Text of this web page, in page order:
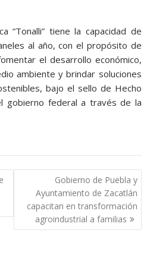
“Tonalli” tiene la capacidad de
al año, con el propósito de
el desarrollo económico,
ambiente y brindar soluciones
bajo el sello de Hecho
gobierno federal a través de la
Gobierno de Puebla y
Ayuntamiento de Zacatlán
capacitan en transformación
agroindustrial a familias